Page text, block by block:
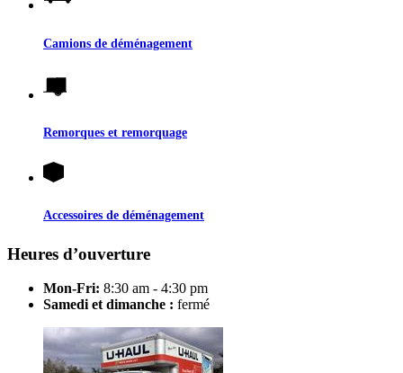
Camions de déménagement
Remorques et remorquage
Accessoires de déménagement
Heures d’ouverture
Mon-Fri: 8:30 am - 4:30 pm
Samedi et dimanche : fermé